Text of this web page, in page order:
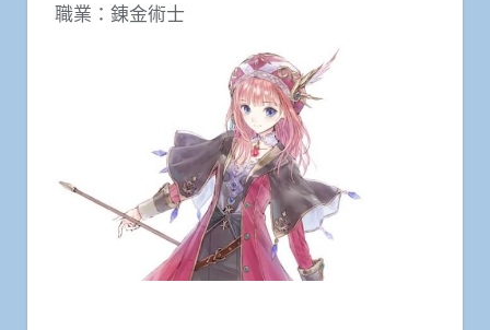
職業：錬金術士